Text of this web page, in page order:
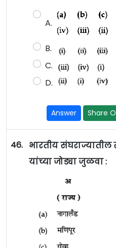
A.
B.
C.
D.
Answer Share
46. भारतीय संघराज्यातील
यांच्या जोड्या जुळवा :